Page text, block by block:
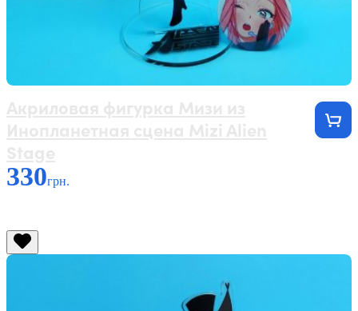
330грн.